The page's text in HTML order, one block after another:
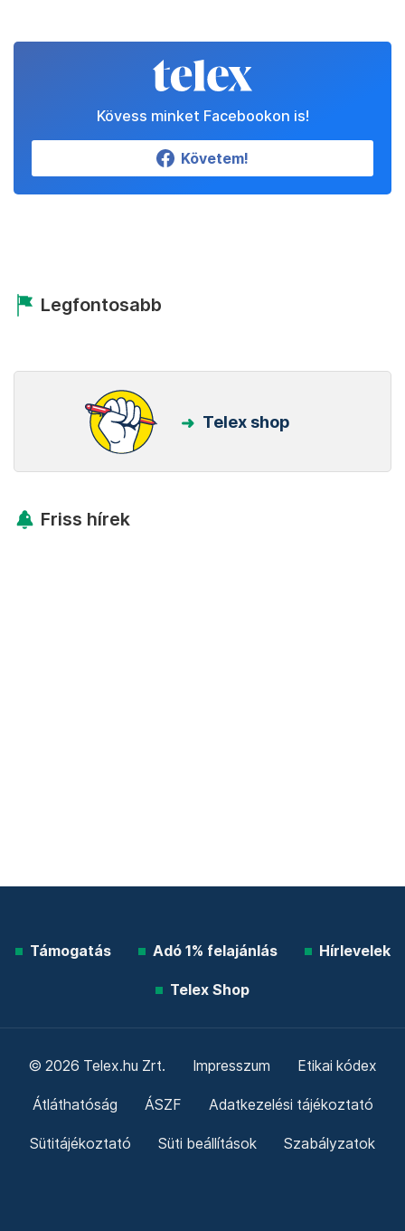
Kövess minket Facebookon is!
Követem!
Legfontosabb
Telex shop
Friss hírek
Támogatás Adó 1% felajánlás Hírlevelek
Telex Shop
© 2026 Telex.hu Zrt. Impresszum Etikai kódex
Átláthatóság ÁSZF Adatkezelési tájékoztató
Sütitájékoztató Süti beállítások Szabályzatok